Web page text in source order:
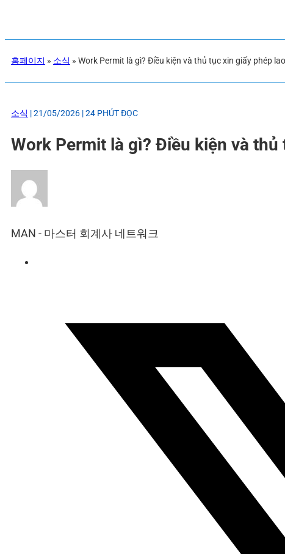
홈페이지 » 소식 » Work Permit là gì? Điều kiện và thủ tục xin giấy phép
소식 | 21/05/2026 | 24 PHÚT ĐỌC
Work Permit là gì? Điều kiện và
MAN - 마스터 회계사 네트워크